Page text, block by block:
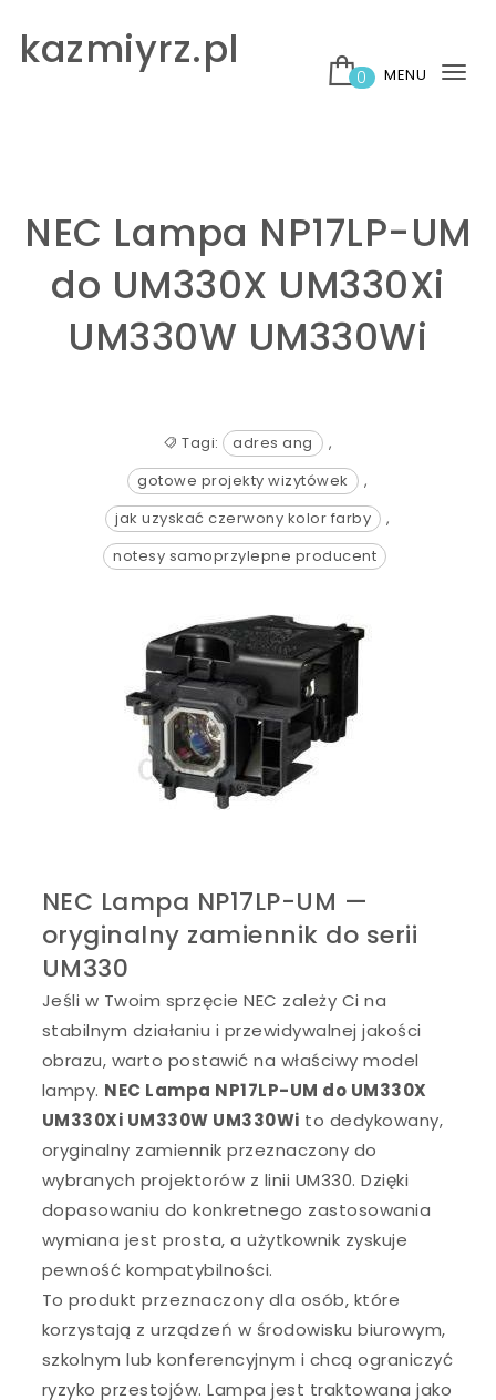
kazmiyrz.pl
0 MENU
NEC Lampa NP17LP-UM
do UM330X UM330Xi
UM330W UM330Wi
Tagi: adres ang
,
gotowe projekty wizytówek
,
jak uzyskać czerwony kolor farby
,
notesy samoprzylepne producent
NEC Lampa NP17LP-UM —
oryginalny zamiennik do serii
UM330
Jeśli w Twoim sprzęcie NEC zależy Ci na
stabilnym działaniu i przewidywalnej jakości
obrazu, warto postawić na właściwy model
lampy. NEC Lampa NP17LP-UM do UM330X
UM330Xi UM330W UM330Wi to dedykowany,
oryginalny zamiennik przeznaczony do
wybranych projektorów z linii UM330. Dzięki
dopasowaniu do konkretnego zastosowania
wymiana jest prosta, a użytkownik zyskuje
pewność kompatybilności.
To produkt przeznaczony dla osób, które
korzystają z urządzeń w środowisku biurowym,
szkolnym lub konferencyjnym i chcą ograniczyć
ryzyko przestojów. Lampa jest traktowana jako